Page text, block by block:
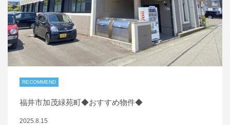
RECOMMEND
福井市加茂緑苑町◆おすすめ物件◆
2025.8.15